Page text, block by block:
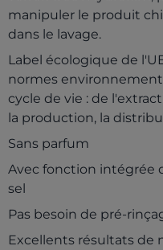
manipuler le produit
dans le lavage.
Label écologique de
normes
cycle de vie : de
la production, la
Sans parfum
Avec fonction intégrée
sel
Pas besoin de pré-
Excellents résultats de